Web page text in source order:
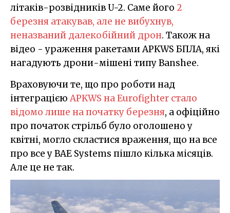
літаків-розвідників U-2. Саме його 2
березня атакував, але не вибухнув,
неназваний далекобійний дрон. Також на
відео - ураження ракетами APKWS БПЛА, які
нагадують дрони-мішені типу Banshee.
Враховуючи те, що про роботи над
інтеграцією APKWS на Eurofighter стало
відомо лише на початку березня, а офіційно
про початок стрільб було оголошено у
квітні, могло скластися враження, що на все
про все у BAE Systems пішло кілька місяців.
Але це не так.